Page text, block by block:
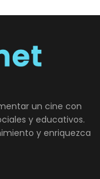
un cine con
y educativos.
y enriquezca